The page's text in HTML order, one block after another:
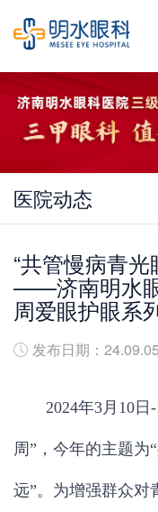
医院动态
“共管慢病青
——济南明水
周爱眼护眼系
发布日期：24.09.05
2024年3月10
周”，今年的主题为
远”。为增强群众对